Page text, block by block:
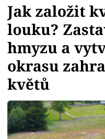
Témata
Bydlení
Zahrada
Design
Sledujte prima+
Jak založit
louku?
hmyzu a
okrasu
květů